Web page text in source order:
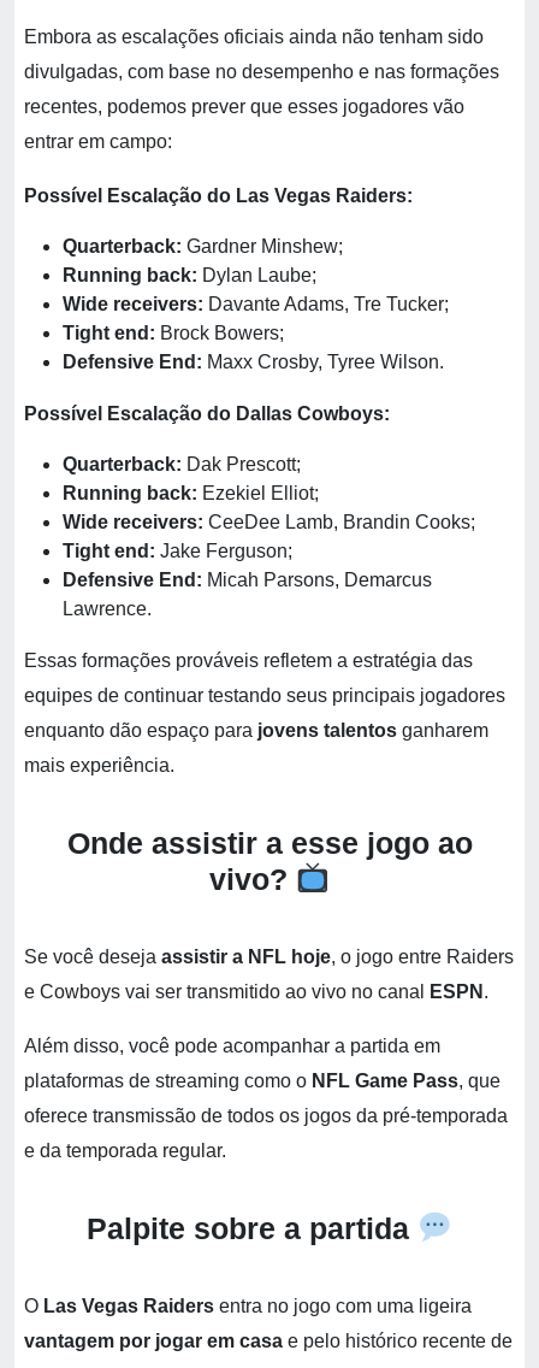
Embora as escalações oficiais ainda não tenham sido
divulgadas, com base no desempenho e nas formações
recentes, podemos prever que esses jogadores vão
entrar em campo:
Possível Escalação do Las Vegas Raiders:
Quarterback: Gardner Minshew;
Running back: Dylan Laube;
Wide receivers: Davante Adams, Tre Tucker;
Tight end: Brock Bowers;
Defensive End: Maxx Crosby, Tyree Wilson.
Possível Escalação do Dallas Cowboys:
Quarterback: Dak Prescott;
Running back: Ezekiel Elliot;
Wide receivers: CeeDee Lamb, Brandin Cooks;
Tight end: Jake Ferguson;
Defensive End: Micah Parsons, Demarcus
Lawrence.
Essas formações prováveis refletem a estratégia das
equipes de continuar testando seus principais jogadores
enquanto dão espaço para jovens talentos ganharem
mais experiência.
Onde assistir a esse jogo ao
vivo?
Se você deseja assistir a NFL hoje, o jogo entre Raiders
e Cowboys vai ser transmitido ao vivo no canal
ESPN .
Além disso, você pode acompanhar a partida em
plataformas de streaming como o NFL Game Pass, que
oferece transmissão de todos os jogos da pré-temporada
e da temporada regular.
Palpite sobre a partida
O Las Vegas Raiders entra no jogo com uma ligeira
vantagem por jogar em casa e pelo histórico recente de